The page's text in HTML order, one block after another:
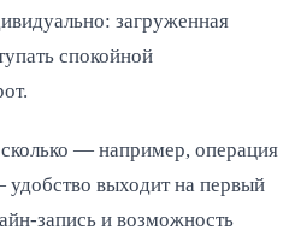
загруженная
спокойной
— например, операция
выходит на первый
запись и возможность